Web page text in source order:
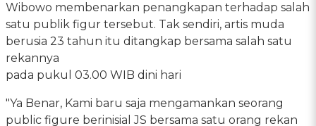
Wibowo membenarkan penangkapan terhadap salah
satu publik figur tersebut. Tak sendiri, artis muda
berusia 23 tahun itu ditangkap bersama salah satu
rekannya
pada pukul 03.00 WIB dini hari
"Ya Benar, Kami baru saja mengamankan seorang
public figure berinisial JS bersama satu orang rekan